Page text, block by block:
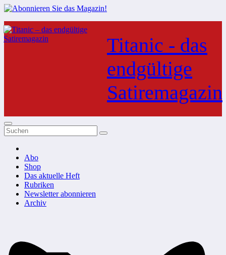
Zum
Inhalt
springen
Titanic - das
endgültige
Satiremagazin
Abo
Shop
Das aktuelle Heft
Rubriken
Newsletter abonnieren
Archiv